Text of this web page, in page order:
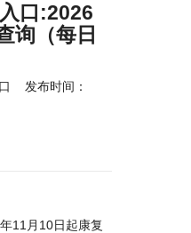
口:2026
询（每日
发布时间：
月10日起康复